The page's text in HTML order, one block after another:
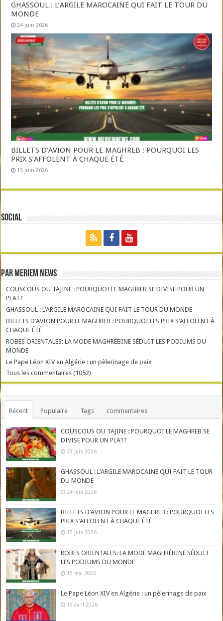
GHASSOUL : L’ARGILE MAROCAINE QUI FAIT LE TOUR DU
MONDE
24 juin 2026
BILLETS D’AVION POUR LE MAGHREB : POURQUOI LES
PRIX S’AFFOLENT À CHAQUE ÉTÉ
15 juin 2026
Social
Par Meriem News
COUSCOUS OU TAJINE : POURQUOI LE MAGHREB SE DIVISE POUR UN
PLAT?
GHASSOUL : L’ARGILE MAROCAINE QUI FAIT LE TOUR DU MONDE
BILLETS D’AVION POUR LE MAGHREB : POURQUOI LES PRIX S’AFFOLENT À
CHAQUE ÉTÉ
ROBES ORIENTALES: LA MODE MAGHRÉBINE SÉDUIT LES PODIUMS DU
MONDE
Le Pape Léon XIV en Algérie : un pèlerinage de paix
Tous les commentaires (1052)
Récent Populaire Tags commentaires
COUSCOUS OU TAJINE : POURQUOI LE MAGHREB SE
DIVISE POUR UN PLAT?
29 juin 2026
GHASSOUL : L’ARGILE MAROCAINE QUI FAIT LE TOUR
DU MONDE
24 juin 2026
BILLETS D’AVION POUR LE MAGHREB : POURQUOI LES
PRIX S’AFFOLENT À CHAQUE ÉTÉ
15 juin 2026
ROBES ORIENTALES: LA MODE MAGHRÉBINE SÉDUIT
LES PODIUMS DU MONDE
15 mai 2026
Le Pape Léon XIV en Algérie : un pèlerinage de paix
15 avril 2026